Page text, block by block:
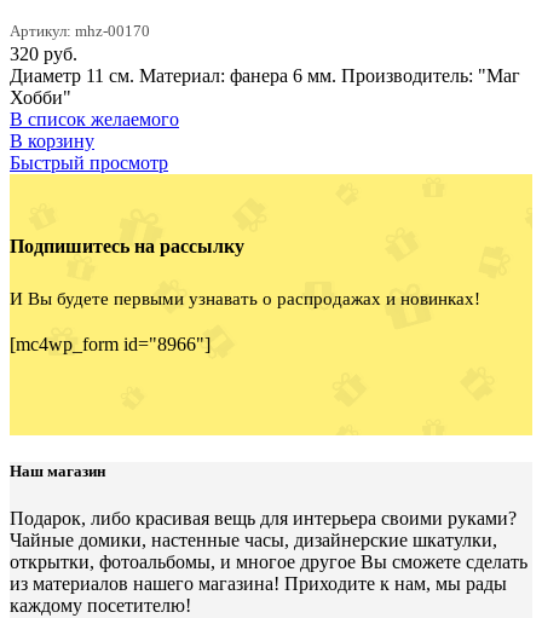
Артикул: mhz-00170
320 руб.
Диаметр 11 см. Материал: фанера 6 мм. Производитель: "Маг
Хобби"
В список желаемого
В корзину
Быстрый просмотр
Подпишитесь на рассылку
И Вы будете первыми узнавать о распродажах и новинках!
[mc4wp_form id="8966"]
Наш магазин
Подарок, либо красивая вещь для интерьера своими руками?
Чайные домики, настенные часы, дизайнерские шкатулки,
открытки, фотоальбомы, и многое другое Вы сможете сделать
из материалов нашего магазина! Приходите к нам, мы рады
каждому посетителю!